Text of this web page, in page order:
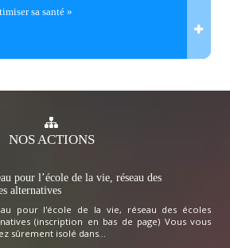
sa santé »
NOSACTIONS
pour l’école de la vie, réseau des
alternatives
pour l'école de la vie, réseau des écoles
(inscription en bas de page) Vous vous
sûrement isolé dans...